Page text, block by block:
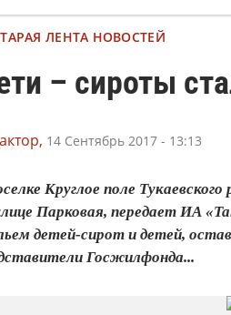
ЛЕНТА НОВОСТЕЙ
– сироты
14 Сентябрь 2017 - 13:13
Круглое поле
Парковая, передает ИА
детей-сирот и детей,
Госжилфонда...